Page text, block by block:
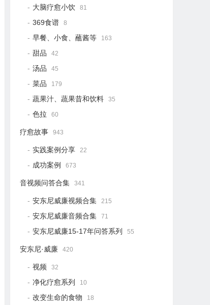
大脑疗愈小饮 81
369食谱 8
早餐、小食、蘸酱等 163
甜品 42
汤品 45
菜品 179
蔬果汁、蔬果昔和饮料 35
色拉 60
疗愈故事 943
实践案例分享 22
成功案例 673
音视频问答合集 341
安东尼威廉视频合集 215
安东尼威廉音频合集 71
安东尼威廉15-17年问答系列 55
安东尼·威廉 420
视频 32
净化疗愈系列 10
改变生命的食物 18